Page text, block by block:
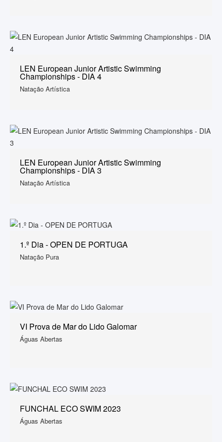
LEN European Junior Artistic Swimming
Championships - DIA 4
Natação Artística
LEN European Junior Artistic Swimming
Championships - DIA 3
Natação Artística
1.º Dia - OPEN DE PORTUGA
Natação Pura
VI Prova de Mar do Lido Galomar
Águas Abertas
FUNCHAL ECO SWIM 2023
Águas Abertas